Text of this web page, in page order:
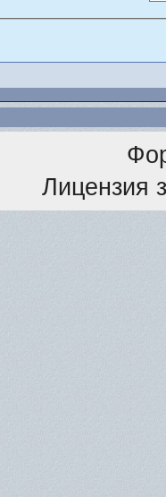
Лицензия